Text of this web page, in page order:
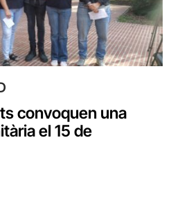
convoquen una
el 15 de